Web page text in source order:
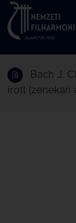
Bach J.
írott (zenekari